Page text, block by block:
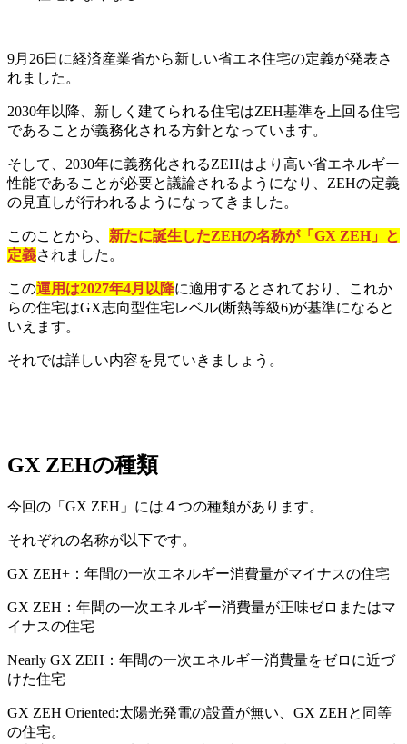
9月26日に経済産業省から新しい省エネ住宅の定義が発表さ
れました。
2030年以降、新しく建てられる住宅はZEH基準を上回る住宅
であることが義務化される方針となっています。
そして、2030年に義務化されるZEHはより高い省エネルギー
性能であることが必要と議論されるようになり、ZEHの定義
の見直しが行われるようになってきました。
このことから、 新たに誕生したZEHの名称が「GX ZEH」と
定義されました。
この運用は2027年4月以降に適用するとされており、これか
らの住宅はGX志向型住宅レベル(断熱等級6)が基準になると
いえます。
それでは詳しい内容を見ていきましょう。
GX ZEHの種類
今回の「GX ZEH」には４つの種類があります。
それぞれの名称が以下です。
GX ZEH+：年間の一次エネルギー消費量がマイナスの住宅
GX ZEH：年間の一次エネルギー消費量が正味ゼロまたはマ
イナスの住宅
Nearly GX ZEH：年間の一次エネルギー消費量をゼロに近づ
けた住宅
GX ZEH Oriented:太陽光発電の設置が無い、GX ZEHと同等
の住宅。